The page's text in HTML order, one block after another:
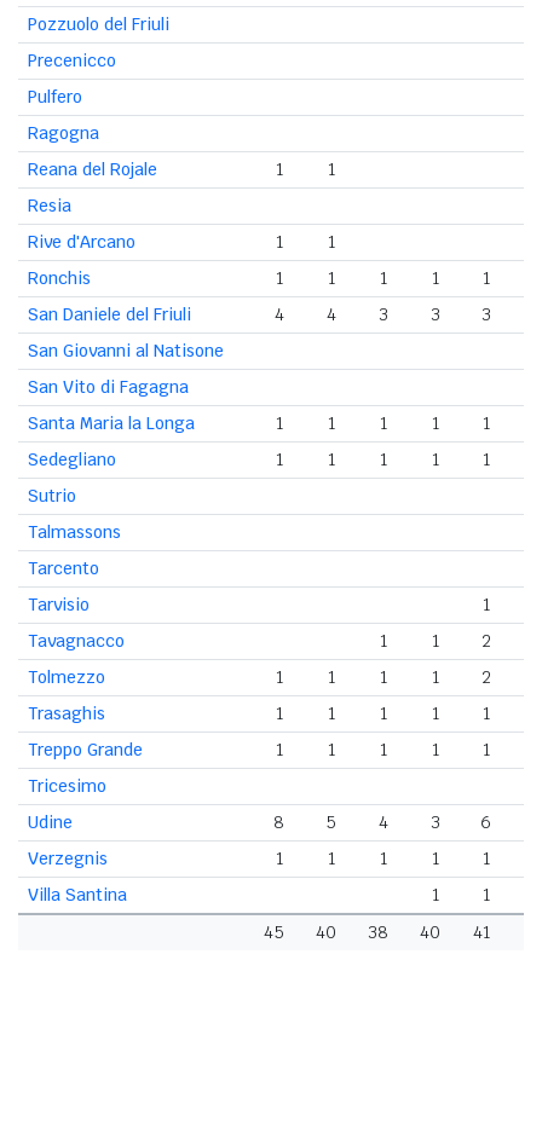
Pozzuolo del Friuli
Precenicco
Pulfero
Ragogna
Reana del Rojale
1
1
Resia
Rive d'Arcano
1 1
Ronchis
1 1 1 1 1
San Daniele del Friuli
4 4 3 3 3
San Giovanni al Natisone
San Vito di Fagagna
Santa Maria la Longa
1 1 1 1 1
Sedegliano
1 1 1 1 1
Sutrio
Talmassons
Tarcento
Tarvisio
1
Tavagnacco
1 1 2
Tolmezzo
1 1 1 1
2
Trasaghis
1 1 1 1 1
Treppo Grande
1 1 1 1
1
Tricesimo
Udine
8 5 4 3 6
Verzegnis
1 1 1 1 1
Villa Santina
1 1
45
40 38 40 41